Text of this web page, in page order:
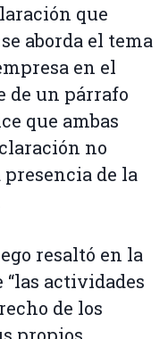
que
aborda el tema
en el
de un párrafo
que ambas
no
presencia de la
resaltó en la
actividades
de los
propios